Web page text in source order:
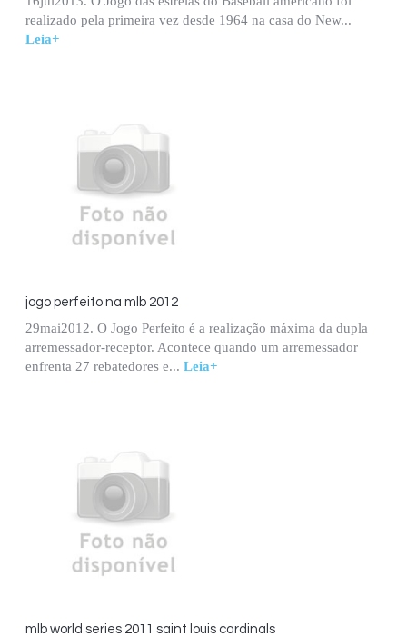
realizado pela primeira vez desde 1964 na casa do New...
Leia+
jogo perfeito na mlb 2012
29mai2012. O Jogo Perfeito é a realização máxima da dupla
arremessador-receptor. Acontece quando um arremessador
enfrenta 27 rebatedores e... Leia+
mlb world series 2011 saint louis cardinals